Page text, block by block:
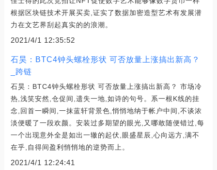
根据区块链技术开展买卖,证实了数据加密造型艺术有发展潜
力在文艺界刮起真实的的浪潮。
2021/4/1 12:35:52
石昊：BTC4钟头螺栓形状 可否放量上涨搞出新高？
_跨链
石昊：BTC4钟头螺栓形状 可否放量上涨搞出新高？ 市场冷
热,浅笑安然,仓促间,遗失一地,如诗的句号。系一根K线的挂
念,回首一瞬间,一抹蓝轩背景色,悄悄地纳于帐户中间,不谈浓
淡便暖了一段欢颜。安装过多期望的眼光,又哪敢随便错过,每
一个出现意外全是如出一辙的起伏,眼盛星辰,心向远方,满不
在乎,自得间盈利悄悄地的逆势而上。
2021/4/1 12:24:41